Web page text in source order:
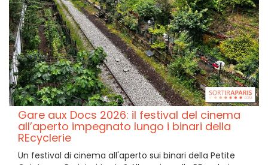
Gare aux Docs 2026: il festival del cinema
all’aperto impegnato lungo i binari della
REcyclerie
Un festival di cinema all'aperto sui binari della Petite